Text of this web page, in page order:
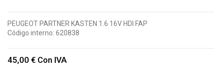
PEUGEOT PARTNER KASTEN 1.6 16V HDI FAP
Código interno: 620838
45,00 € Con IVA